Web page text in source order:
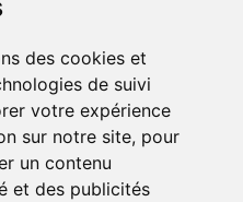
des cookies et
de suivi
votre expérience
sur notre site, pour
un contenu
et des publicités